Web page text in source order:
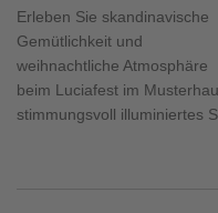
Erleben Sie skandinavische
Gemütlichkeit und
weihnachtliche Atmosphäre
beim Luciafest im
stimmungsvoll illuminiertes